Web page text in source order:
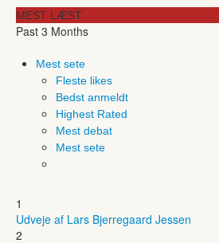
MEST LÆST
Past 3 Months
Mest sete
Fleste likes
Bedst anmeldt
Highest Rated
Mest debat
Mest sete
1
Udveje af Lars Bjerregaard Jessen
2